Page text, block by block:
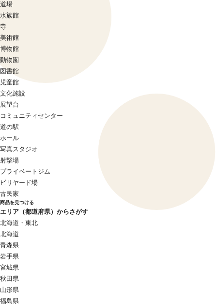
道場
水族館
寺
美術館
博物館
動物園
図書館
児童館
文化施設
展望台
コミュニティセンター
道の駅
ホール
写真スタジオ
射撃場
プライベートジム
ビリヤード場
古民家
商品を見つける
エリア（都道府県）からさがす
北海道・東北
北海道
青森県
岩手県
宮城県
秋田県
山形県
福島県